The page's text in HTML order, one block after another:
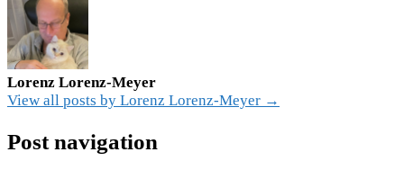
Lorenz Lorenz-Meyer
View all posts by Lorenz Lorenz-Meyer →
Post navigation